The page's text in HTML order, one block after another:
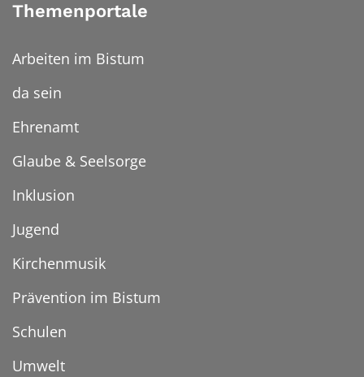
Themenportale
Arbeiten im Bistum
da sein
Ehrenamt
Glaube & Seelsorge
Inklusion
Jugend
Kirchenmusik
Prävention im Bistum
Schulen
Umwelt